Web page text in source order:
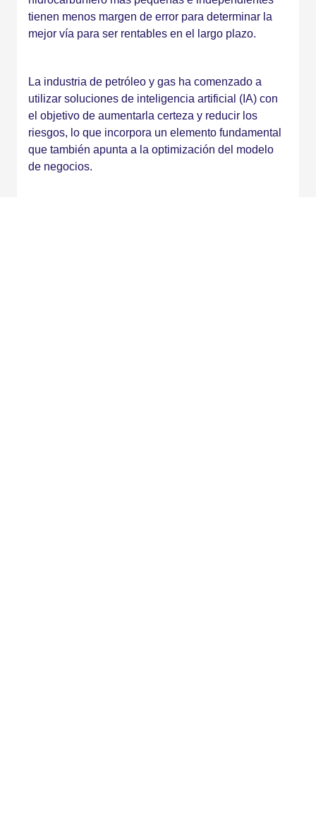
tienen menos margen de error para determinar la
mejor vía para ser rentables en el largo plazo.
La industria de petróleo y gas ha comenzado a
utilizar soluciones de inteligencia artificial (IA) con
el objetivo de aumentarla certeza y reducir los
riesgos, lo que incorpora un elemento fundamental
que también apunta a la optimización del modelo
de negocios.